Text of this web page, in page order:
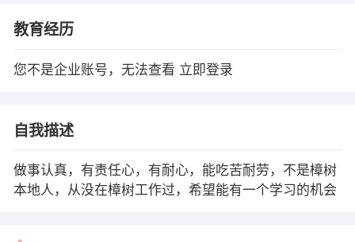
教育经历
您不是企业账号，无法查看 立即登录
自我描述
做事认真，有责任心，有耐心，能吃苦耐劳，不是樟树
本地人，从没在樟树工作过，希望能有一个学习的机会